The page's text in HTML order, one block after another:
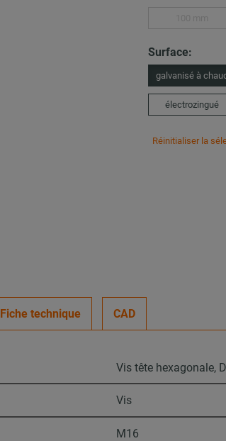
Surface:
galvanisé à chaud
électrozingué
Réinitialiser la
Fiche technique CAD
Vis tête hexagonale,
Vis
M16